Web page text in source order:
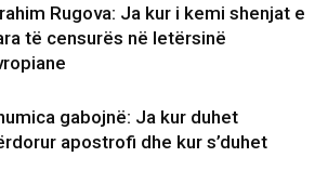
Rugova: Ja kur i kemi shenjat e
të censurës në letërsinë
gabojnë: Ja kur duhet
apostrofi dhe kur s’duhet